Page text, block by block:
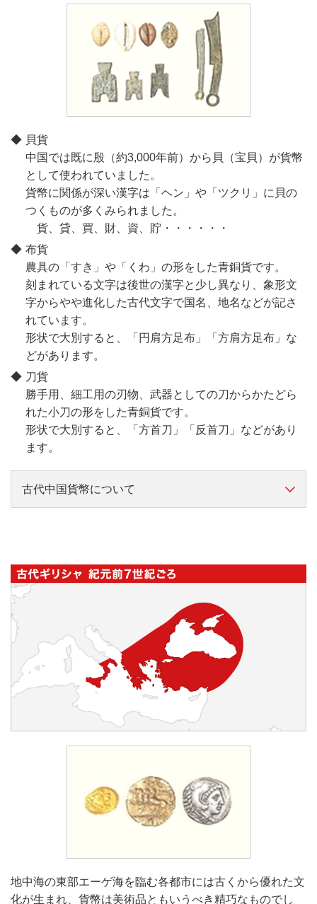
貝貨
中国では既に殷（約3,000年前）から貝（宝貝）が貨幣
として使われていました。
貨幣に関係が深い漢字は「ヘン」や「ツクリ」に貝の
つくものが多くみられました。
貨、貸、買、財、資、貯・・・・・・
布貨
農具の「すき」や「くわ」の形をした青銅貨です。
刻まれている文字は後世の漢字と少し異なり、象形文
字からやや進化した古代文字で国名、地名などが記さ
れています。
形状で大別すると、「円肩方足布」「方肩方足布」な
どがあります。
刀貨
勝手用、細工用の刃物、武器としての刀からかたどら
れた小刀の形をした青銅貨です。
形状で大別すると、「方首刀」「反首刀」などがあり
ます。
古代中国貨幣について
地中海の東部エーゲ海を臨む各都市には古くから優れた文
化が生まれ、貨幣は美術品ともいうべき精巧なものでし